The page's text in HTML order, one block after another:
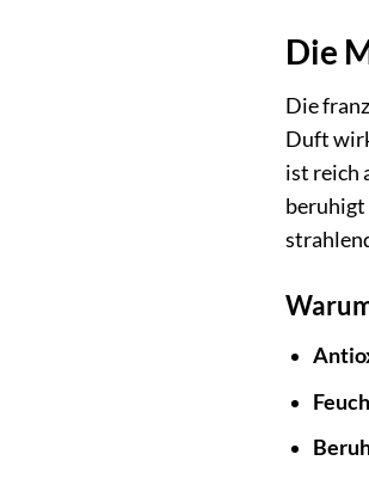
Die
Die
Duft
ist reich
beruhigt